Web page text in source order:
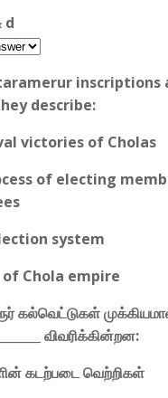
d
describe:
victories of Cholas
of electing
system
of Chola empire
கல்வெட்டுகள்
விவரிக்கின்றன:
கடற்படை வெற்றிகள்